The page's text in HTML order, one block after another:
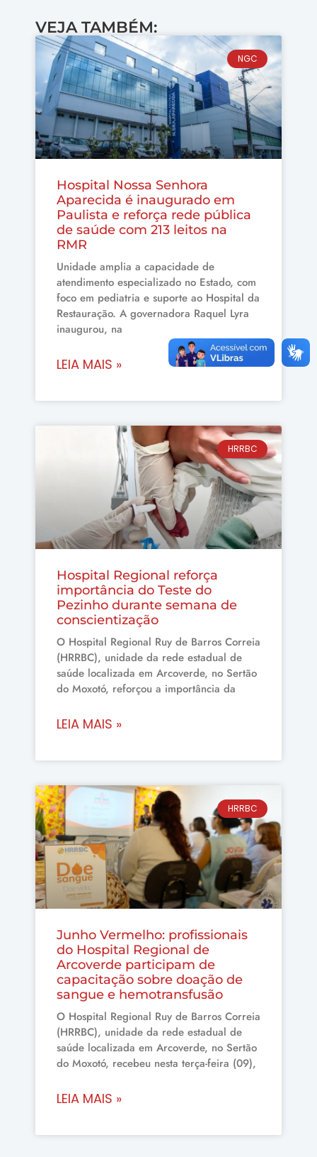
VEJA TAMBÉM:
NGC
Hospital Nossa Senhora
Aparecida é inaugurado em
Paulista e reforça rede pública
de saúde com 213 leitos na
RMR
Unidade amplia a capacidade de
atendimento especializado no Estado, com
foco em pediatria e suporte ao Hospital da
Restauração. A governadora Raquel Lyra
inaugurou, na
LEIA MAIS »
HRRBC
Hospital Regional reforça
importância do Teste do
Pezinho durante semana de
conscientização
O Hospital Regional Ruy de Barros Correia
(HRRBC), unidade da rede estadual de
saúde localizada em Arcoverde, no Sertão
do Moxotó, reforçou a importância da
LEIA MAIS »
HRRBC
Junho Vermelho: profissionais
do Hospital Regional de
Arcoverde participam de
capacitação sobre doação de
sangue e hemotransfusão
O Hospital Regional Ruy de Barros Correia
(HRRBC), unidade da rede estadual de
saúde localizada em Arcoverde, no Sertão
do Moxotó, recebeu nesta terça-feira (09),
LEIA MAIS »